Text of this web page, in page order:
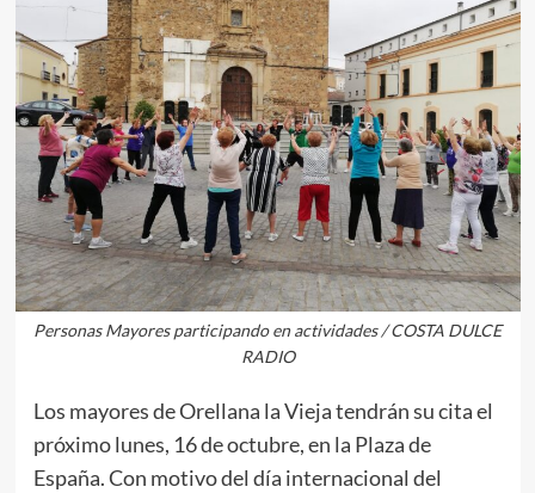
Personas Mayores participando en actividades / COSTA DULCE
RADIO
Los mayores de Orellana la Vieja tendrán su cita el
próximo lunes, 16 de octubre, en la Plaza de
España. Con motivo del día internacional del